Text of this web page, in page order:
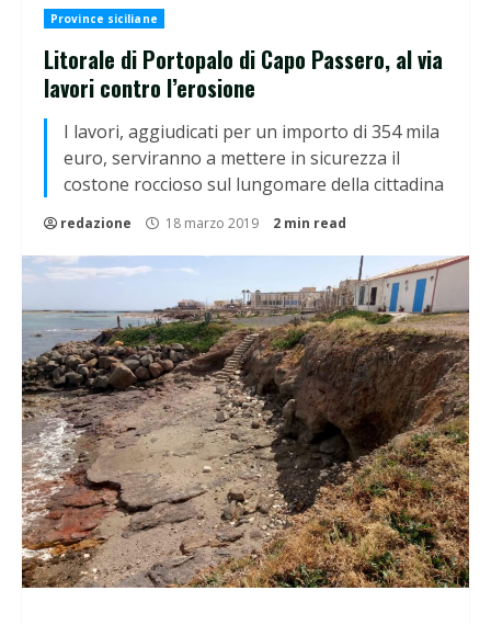
Province siciliane
Litorale di Portopalo di Capo Passero, al via
lavori contro l’erosione
I lavori, aggiudicati per un importo di 354 mila
euro, serviranno a mettere in sicurezza il
costone roccioso sul lungomare della cittadina
redazione 18 marzo 2019 2 min read